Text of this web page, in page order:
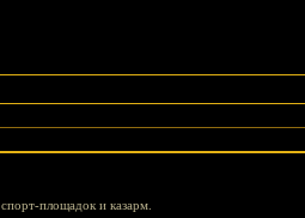
площадок и казарм.